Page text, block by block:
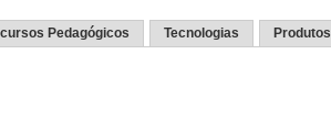
Pedagógicos Tecnologias Produtos